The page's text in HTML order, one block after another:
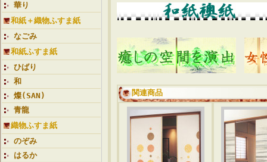
華り
和紙＋織物ふすま紙
なごみ
和紙ふすま紙
ひばり
和
燦(SAN)
青龍
織物ふすま紙
のぞみ
はるか
関連商品